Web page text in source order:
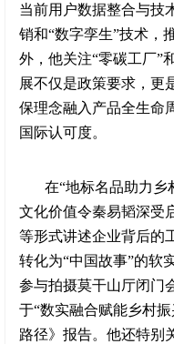
当前用户数据整合与技
销和“数字孪生”技术，
外，他关注“零碳工厂”
展不仅是政策要求，更
保理念融入产品全生命
国际认可度。
在“地标名品助力乡
文化价值令秦易韬深受
等形式讲述企业背后的
转化为“中国故事”的软
参与拍摄莫干山厅闭门
于“数实融合赋能乡村
路径》报告。他还特别